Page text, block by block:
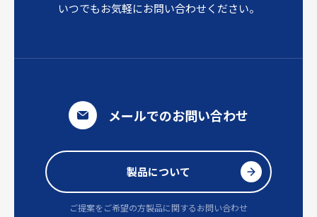
いつでもお気軽にお問い合わせください。
メールでのお問い合わせ
製品について
ご提案をご希望の方製品に関するお問い合わせ